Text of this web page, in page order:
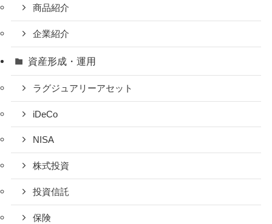
商品紹介
企業紹介
資産形成・運用
ラグジュアリーアセット
iDeCo
NISA
株式投資
投資信託
保険